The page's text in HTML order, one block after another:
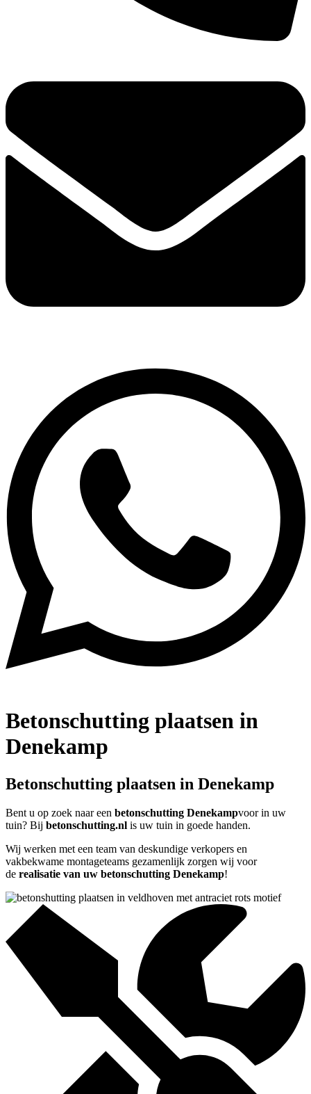
Betonschutting plaatsen in
Denekamp
Betonschutting plaatsen in Denekamp
Bent u op zoek naar een betonschutting Denekampvoor in uw
tuin? Bij betonschutting.nl is uw tuin in goede handen.
Wij werken met een team van deskundige verkopers en
vakbekwame montageteams gezamenlijk zorgen wij voor
de realisatie van uw betonschutting Denekamp!